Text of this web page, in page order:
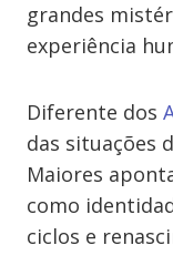
grandes
experiência
Diferente dos
das situações
Maiores
como
ciclos e